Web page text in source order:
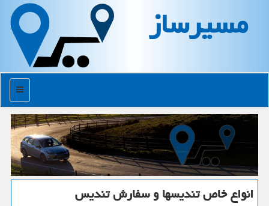
مسیرساز
منو
انواع خاص تندیسها و سفارش تندیس